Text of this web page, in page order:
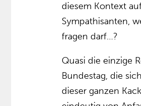
diesem Kontext
Sympathisanten,
fragen darf…?
Quasi die einzige
Bundestag, die
dieser ganzen